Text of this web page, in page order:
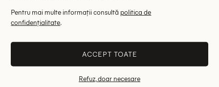
- 74%
Pentru mai multe informații consultă politica de
confidențialitate.
ACCEPT TOATE
Refuz, doar necesare